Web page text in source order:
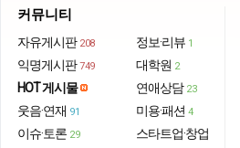
커뮤니티
자유게시판 208
익명게시판 749
HOT 게시물
웃음·연재 91
이슈·토론 29
정보·리뷰 1
대학원 2
연애상담 23
미용·패션 4
스타트업·창업